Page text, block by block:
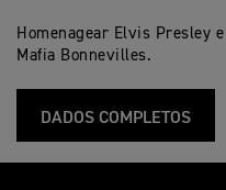
Homenagear Elvis Presley
Mafia Bonnevilles.
DADOS COMPLETOS